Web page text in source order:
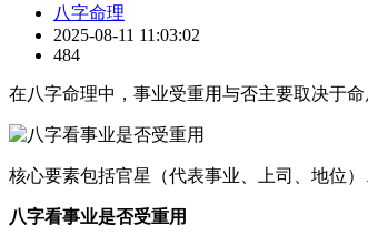
八字命理
2025-08-11 11:03:02
484
在八字命理中，事业受重用与否主要取决于
核心要素包括官星（代表事业、上司、地位
八字看事业是否受重用